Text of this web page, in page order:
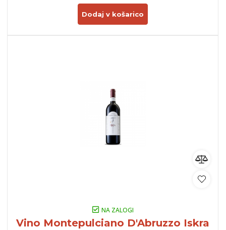
Dodaj v košarico
NA ZALOGI
Vino Montepulciano D'Abruzzo Iskra